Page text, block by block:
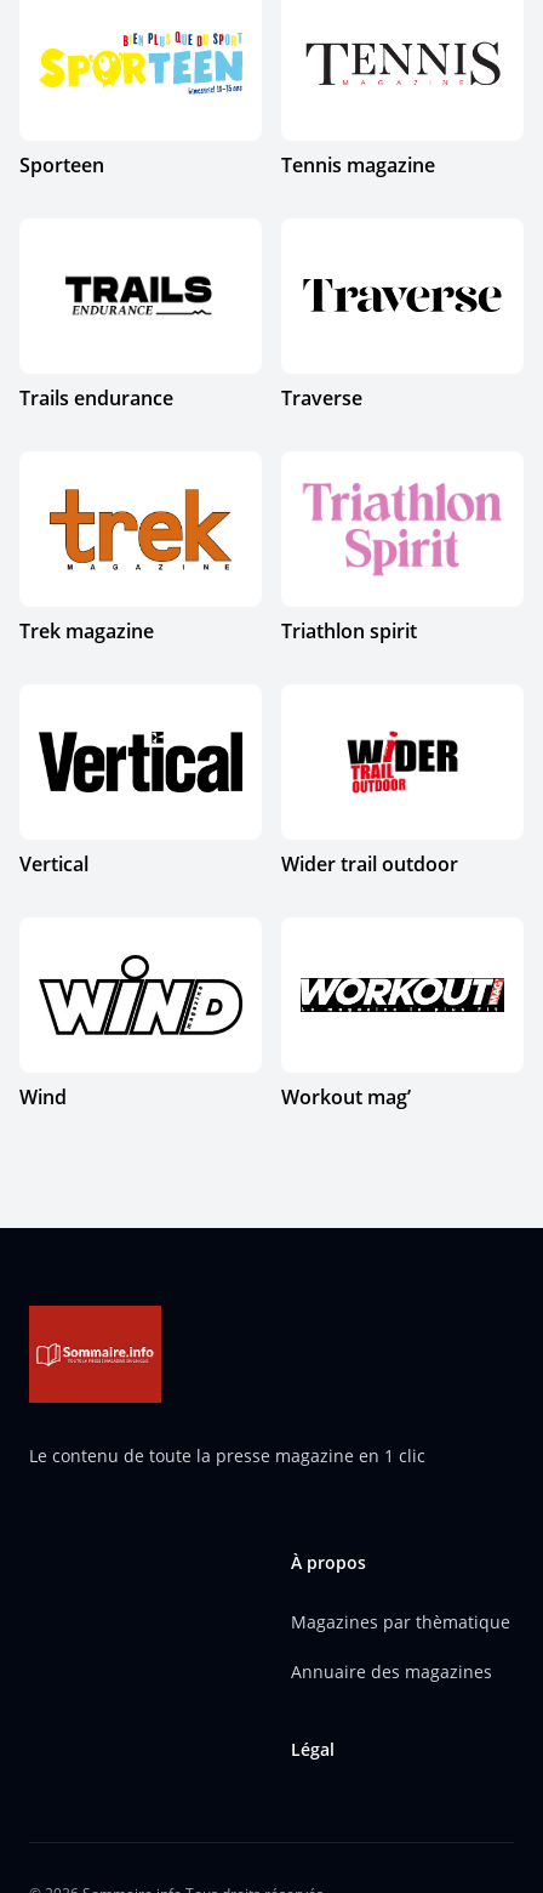
Sporteen Tennis magazine
Trails endurance Traverse
Trek magazine Triathlon spirit
Vertical Wider trail outdoor
Wind Workout mag’
Le contenu de toute la presse magazine en 1 clic
À propos
Magazines par thèmatique
Annuaire des magazines
Légal